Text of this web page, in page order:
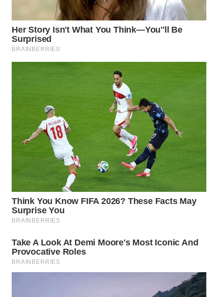
WN
SIMALUNGUN
LABUHANBATU
WN
TAPANULI
TENGAH
WN DELI
SERDANG
WN
TEBING
TINGGI
WN
WN
KARAWANG